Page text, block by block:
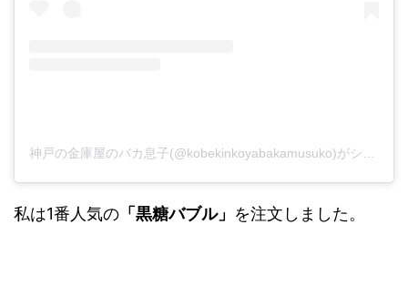
神戸の金庫屋のバカ息子(@kobekinkoyabakamusuko)がシェアした投稿
私は1番人気の 「黒糖バブル」 を注文しました。